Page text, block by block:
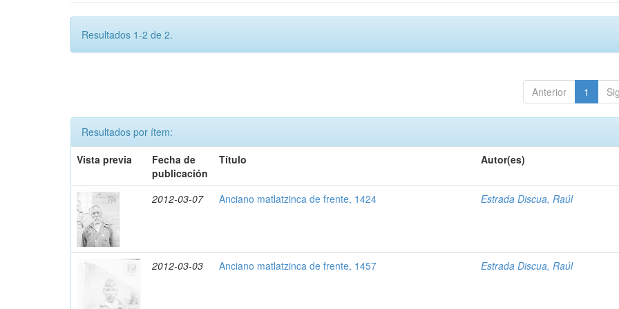
Resultados 1-2 de 2.
Anterior 1
Resultados por ítem:
Vista previa
Fecha de
publicación
Título Autor(es)
2012-03-07 Anciano matlatzinca de frente, 1424 Estrada Discua, Raúl
2012-03-03 Anciano matlatzinca de frente, 1457 Estrada Discua, Raúl